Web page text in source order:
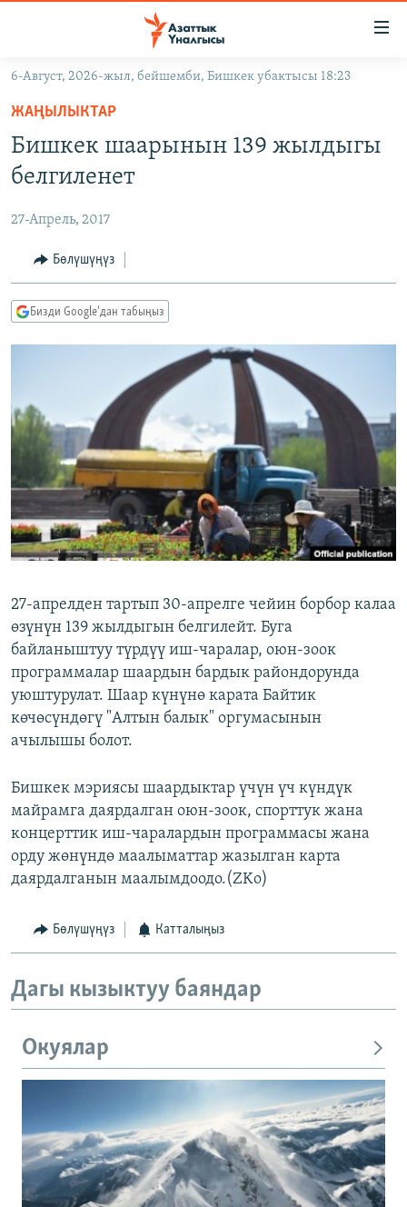
Навигацияга
өтүңүз
Издөөгө
салыңыз
ЭКОНОМИКА
МАДАНИЯТ
ДҮЙНӨ
БОРБОР АЗИЯ
АТАЙЫН ИЛИКТӨӨ
ТВ ПРОГРАММАЛАР
ЭКСПЕРТТЕР ТАЛДАЙТ
ЭЖЕ-СИҢДИЛЕР
АЗАТТЫК+
ЫҢГАЙСЫЗ СУРООЛОР
ӨЗГӨЧӨ ПИКИР
ОНЛАЙН ШЕРИНЕ
ЭЕ/АРнун бардык сайттары
6-Август, 2026-жыл, бейшемби, Бишкек убактысы 18:23
ЖАҢЫЛЫКТАР
Бишкек шаарынын 139 жылдыгы
белгиленет
27-Апрель, 2017
Бөлүшүңүз
Бизди Google'дан табыңыз
27-апрелден тартып 30-апрелге чейин борбор калаа
өзүнүн 139 жылдыгын белгилейт. Буга
байланыштуу түрдүү иш-чаралар, оюн-зоок
программалар шаардын бардык райондорунда
уюштурулат. Шаар күнүнө карата Байтик
көчөсүндөгү "Алтын балык" оргумасынын
ачылышы болот.
Бишкек мэриясы шаардыктар үчүн үч күндүк
майрамга даярдалган оюн-зоок, спорттук жана
концерттик иш-чаралардын программасы жана
орду жөнүндө маалыматтар жазылган карта
даярдалганын маалымдоодо.(ZKo)
Бөлүшүңүз Катталыңыз
Дагы кызыктуу баяндар
Окуялар